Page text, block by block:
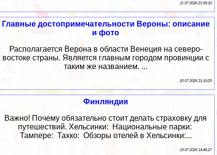
21 07 2026 21:56:33
Главные достопримечательности Вероны: описание
и фото
Располагается Верона в области Венеция на северо-
востоке страны. Является главным городом провинции с
таким же названием. ...
20 07 2026 21:10:25
Финляндия
Важно! Почему обязательно стоит делать страховку для
путешествий. Хельсинки: Национальные парки:
Тампере: Тахко: Обзоры отелей в Хельсинки:...
19 07 2026 14:46:27